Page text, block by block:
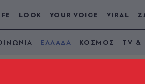
LOOK YOUR VOICE VIRAL
ΕΛΛΑΔΑ ΚΟΣΜΟΣ TV &